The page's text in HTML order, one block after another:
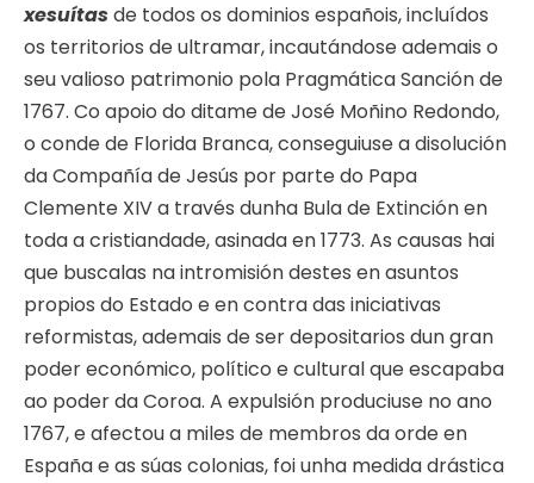
xesuítasde todos os dominios españois, incluídos
os territorios de ultramar, incautándose ademais o
seu valioso patrimonio pola Pragmática Sanción de
1767. Co apoio do ditame de José Moñino Redondo,
o conde de Florida Branca, conseguiuse a disolución
da Compañía de Jesús por parte do Papa
Clemente XIV a través dunha Bula de Extinción en
toda a cristiandade, asinada en 1773. As causas hai
que buscalas na intromisión destes en asuntos
propios do Estado e en contra das iniciativas
reformistas, ademais de ser depositarios dun gran
poder económico, político e cultural que escapaba
ao poder da Coroa. A expulsión produciuse no ano
1767, e afectou a miles de membros da orde en
España e as súas colonias, foi unha medida drástica